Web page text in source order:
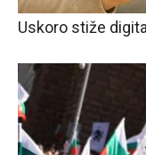
Uskoro stiže